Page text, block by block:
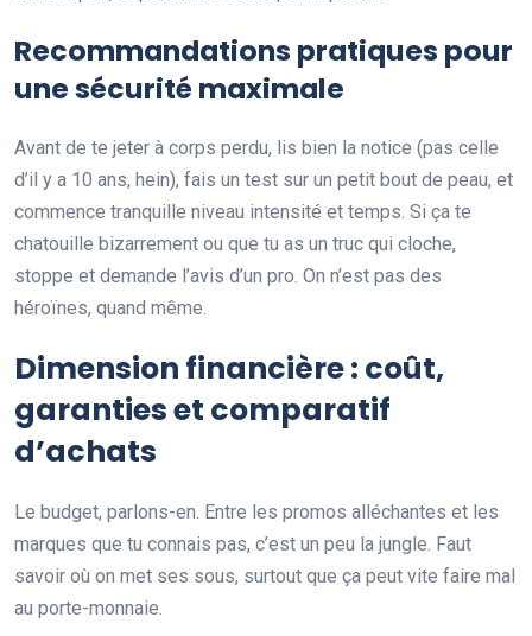
Recommandations pratiques pour
une sécurité maximale
Avant de te jeter à corps perdu, lis bien la notice (pas celle
d’il y a 10 ans, hein), fais un test sur un petit bout de peau, et
commence tranquille niveau intensité et temps. Si ça te
chatouille bizarrement ou que tu as un truc qui cloche,
stoppe et demande l’avis d’un pro. On n’est pas des
héroïnes, quand même.
Dimension financière : coût,
garanties et comparatif
d’achats
Le budget, parlons-en. Entre les promos alléchantes et les
marques que tu connais pas, c’est un peu la jungle. Faut
savoir où on met ses sous, surtout que ça peut vite faire mal
au porte-monnaie.